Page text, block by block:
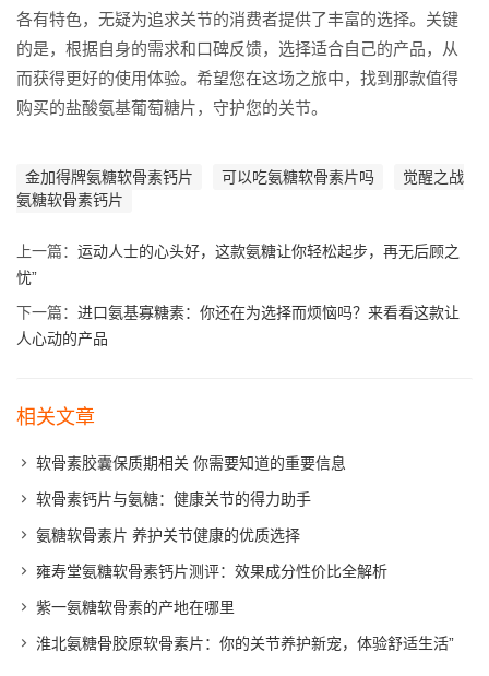
各有特色，无疑为追求关节的消费者提供了丰富的选择。关键
的是，根据自身的需求和口碑反馈，选择适合自己的产品，从
而获得更好的使用体验。希望您在这场之旅中，找到那款值得
购买的盐酸氨基葡萄糖片，守护您的关节。
金加得牌氨糖软骨素钙片 可以吃氨糖软骨素片吗
觉醒之战
氨糖软骨素钙片
上一篇： 运动人士的心头好，这款氨糖让你轻松起步，再无后顾之
忧”
下一篇： 进口氨基寡糖素：你还在为选择而烦恼吗？来看看这款让
人心动的产品
相关文章
软骨素胶囊保质期相关 你需要知道的重要信息
软骨素钙片与氨糖：健康关节的得力助手
氨糖软骨素片 养护关节健康的优质选择
雍寿堂氨糖软骨素钙片测评：效果成分性价比全解析
紫一氨糖软骨素的产地在哪里
淮北氨糖骨胶原软骨素片：你的关节养护新宠，体验舒适生活”